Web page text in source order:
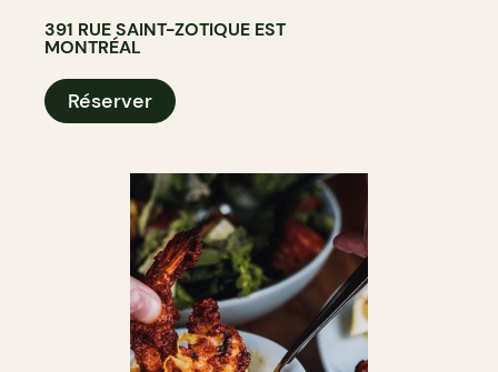
391 RUE SAINT-ZOTIQUE EST
MONTRÉAL
Réserver